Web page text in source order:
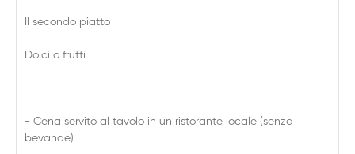
Il secondo piatto
Dolci o frutti
- Cena servito al tavolo in un ristorante locale (senza
bevande)